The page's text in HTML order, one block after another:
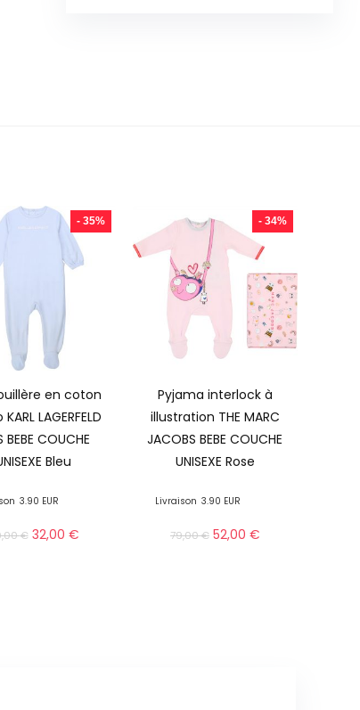
- 35%
en coton
LAGERFELD
BEBE COUCHE
Bleu
3.90 EUR
€ 32,00 €
- 34%
Pyjama interlock à
illustration THE MARC
JACOBS BEBE COUCHE
UNISEXE Rose
Livraison 3.90 EUR
79,00€ 52,00 €